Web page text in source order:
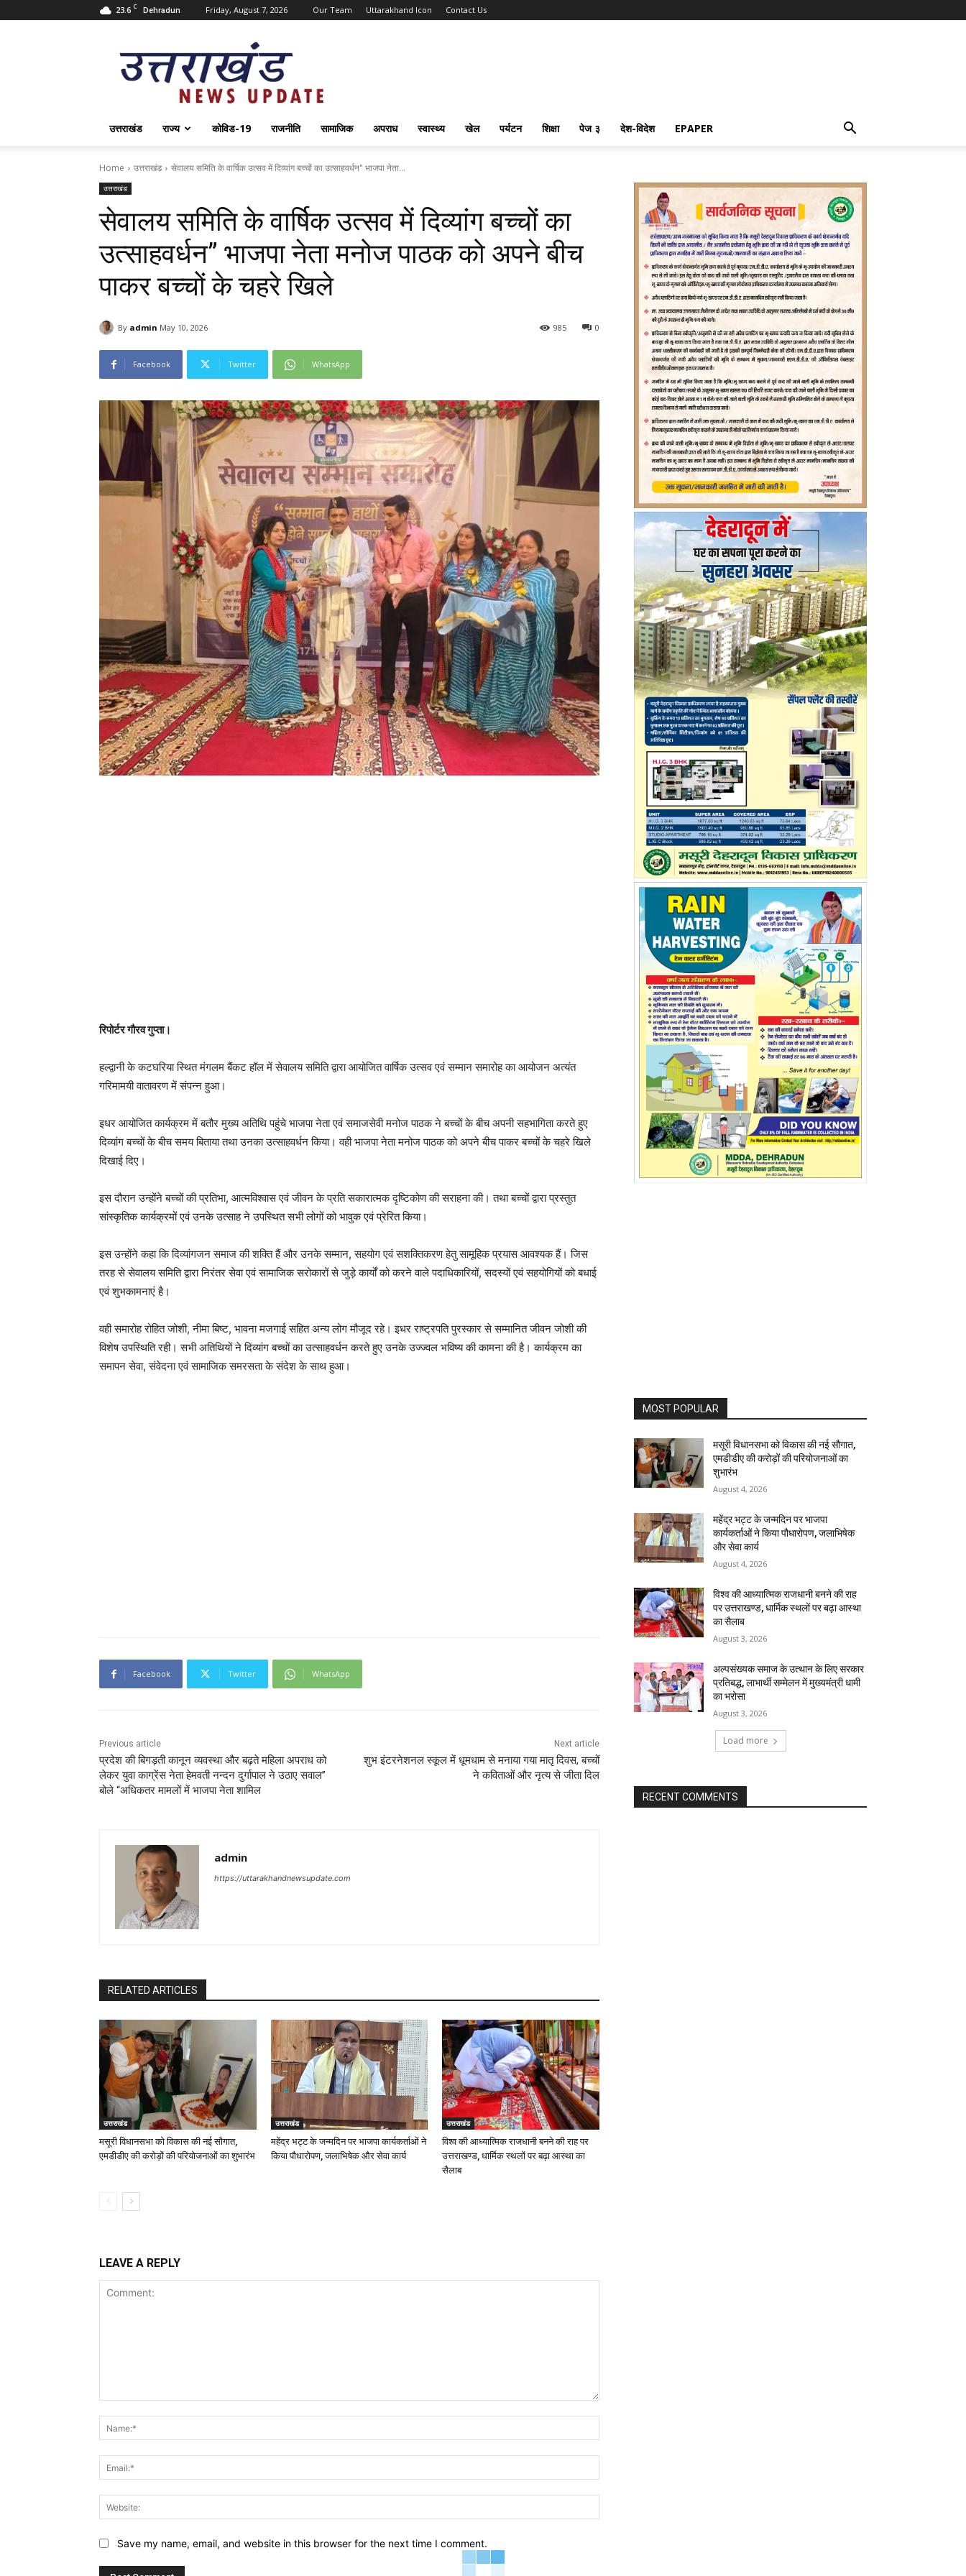
23.6 C Dehradun Friday, August 7, 2026 Our Team Uttarakhand Icon Contact Us
Uttarakhand
News
Update
उत्तराखंड राज्य कोविड-19 राजनीति सामाजिक अपराध स्वास्थ्य खेल पर्यटन शिक्षा पेज ३ देश-विदेश EPAPER
Home उत्तराखंड सेवालय समिति के वार्षिक उत्सव में दिव्यांग बच्चों का उत्साहवर्धन" भाजपा नेता...
उत्तराखंड
सेवालय समिति के वार्षिक उत्सव में दिव्यांग बच्चों का
उत्साहवर्धन” भाजपा नेता मनोज पाठक को अपने बीच
पाकर बच्चों के चहरे खिले
By admin May 10, 2026 0
985
Facebook Twitter WhatsApp
रिपोर्टर गौरव गुप्ता।
हल्द्वानी के कटघरिया स्थित मंगलम बैंकट हॉल में सेवालय समिति द्वारा आयोजित वार्षिक उत्सव एवं सम्मान समारोह का आयोजन अत्यंत
गरिमामयी वातावरण में संपन्न हुआ।
इधर आयोजित कार्यक्रम में बतौर मुख्य अतिथि पहुंचे भाजपा नेता एवं समाजसेवी मनोज पाठक ने बच्चों के बीच अपनी सहभागिता करते हुए
दिव्यांग बच्चों के बीच समय बिताया तथा उनका उत्साहवर्धन किया। वही भाजपा नेता मनोज पाठक को अपने बीच पाकर बच्चों के चहरे खिले
दिखाई दिए।
इस दौरान उन्होंने बच्चों की प्रतिभा, आत्मविश्वास एवं जीवन के प्रति सकारात्मक दृष्टिकोण की सराहना की। तथा बच्चों द्वारा प्रस्तुत
सांस्कृतिक कार्यक्रमों एवं उनके उत्साह ने उपस्थित सभी लोगों को भावुक एवं प्रेरित किया।
इस उन्होंने कहा कि दिव्यांगजन समाज की शक्ति हैं और उनके सम्मान, सहयोग एवं सशक्तिकरण हेतु सामूहिक प्रयास आवश्यक हैं। जिस
तरह से सेवालय समिति द्वारा निरंतर सेवा एवं सामाजिक सरोकारों से जुड़े कार्यों को करने वाले पदाधिकारियों, सदस्यों एवं सहयोगियों को बधाई
एवं शुभकामनाएं है।
वही समारोह रोहित जोशी, नीमा बिष्ट, भावना मजगाई सहित अन्य लोग मौजूद रहे। इधर राष्ट्रपति पुरस्कार से सम्मानित जीवन जोशी की
विशेष उपस्थिति रही। सभी अतिथियों ने दिव्यांग बच्चों का उत्साहवर्धन करते हुए उनके उज्ज्वल भविष्य की कामना की है। कार्यक्रम का
समापन सेवा, संवेदना एवं सामाजिक समरसता के संदेश के साथ हुआ।
Facebook Twitter WhatsApp
Previous article
प्रदेश की बिगड़ती कानून व्यवस्था और बढ़ते महिला अपराध को
लेकर युवा काग्रेंस नेता हेमवती नन्दन दुर्गापाल ने उठाए सवाल”
बोले “अधिकतर मामलों में भाजपा नेता शामिल
Next article
शुभ इंटरनेशनल स्कूल में धूमधाम से मनाया गया मातृ दिवस, बच्चों
ने कविताओं और नृत्य से जीता दिल
admin
https://uttarakhandnewsupdate.com
RELATED ARTICLES
उत्तराखंड
मसूरी विधानसभा को विकास की नई सौगात,
एमडीडीए की करोड़ों की परियोजनाओं का शुभारंभ
उत्तराखंड
महेंद्र भट्ट के जन्मदिन पर भाजपा कार्यकर्ताओं ने
किया पौधारोपण, जलाभिषेक और सेवा कार्य
उत्तराखंड
विश्व की आध्यात्मिक राजधानी बनने की राह पर
उत्तराखण्ड, धार्मिक स्थलों पर बढ़ा आस्था का
सैलाब
LEAVE A REPLY
Save my name, email, and website in this browser for the next time I comment.
MOST POPULAR
मसूरी विधानसभा को विकास की नई सौगात,
एमडीडीए की करोड़ों की परियोजनाओं का
शुभारंभ
August 4, 2026
महेंद्र भट्ट के जन्मदिन पर भाजपा
कार्यकर्ताओं ने किया पौधारोपण, जलाभिषेक
और सेवा कार्य
August 4, 2026
विश्व की आध्यात्मिक राजधानी बनने की राह
पर उत्तराखण्ड, धार्मिक स्थलों पर बढ़ा आस्था
का सैलाब
August 3, 2026
अल्पसंख्यक समाज के उत्थान के लिए सरकार
प्रतिबद्ध, लाभार्थी सम्मेलन में मुख्यमंत्री धामी
का भरोसा
August 3, 2026
Load more
RECENT COMMENTS